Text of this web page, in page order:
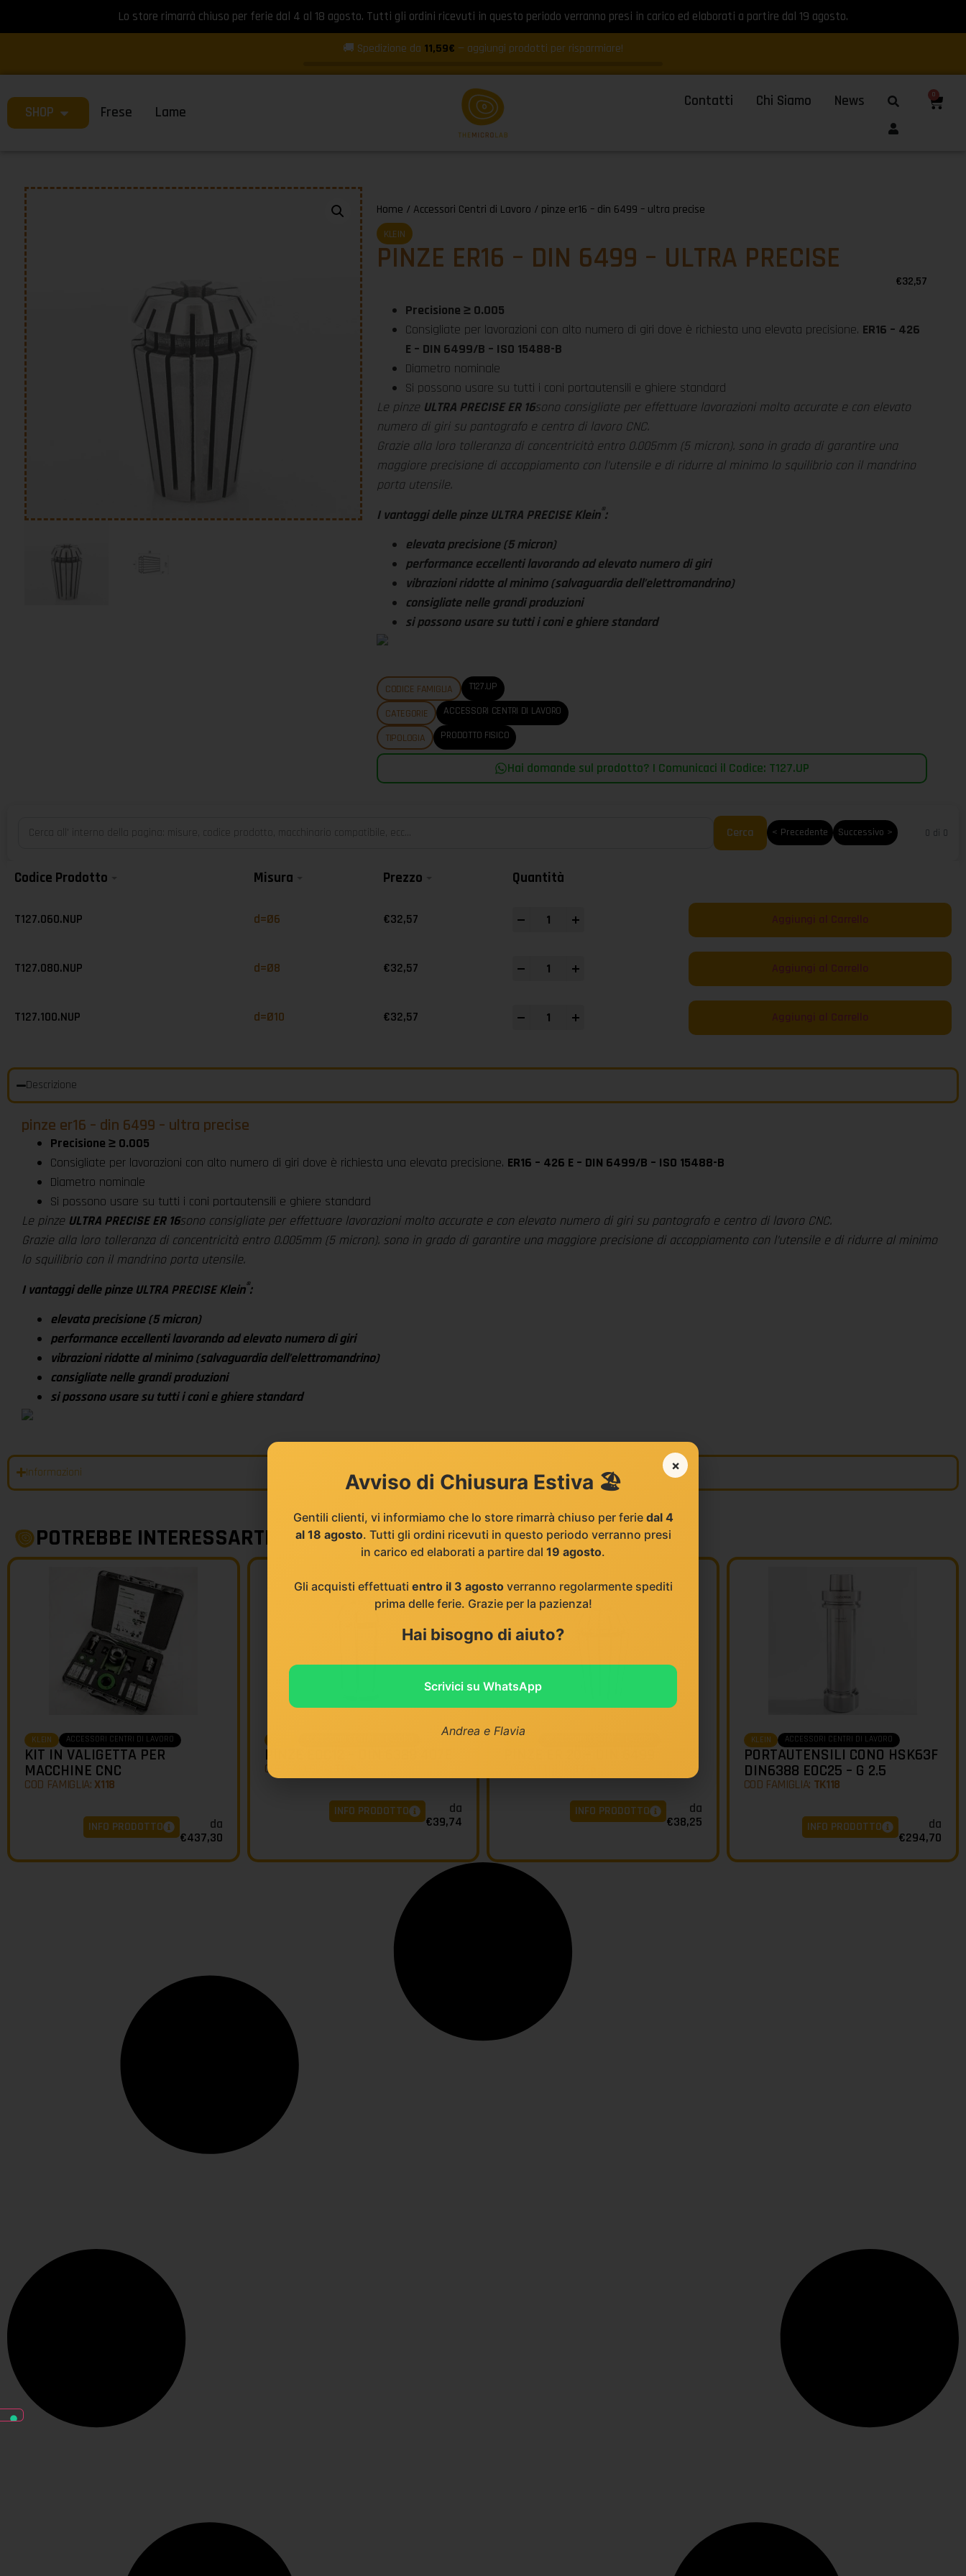
Lo store rimarrà chiuso per ferie dal 4 al 18 agosto. Tutti gli ordini ricevuti in questo periodo verranno presi in carico ed elaborati a partire dal 19 agosto.
🚚 Spedizione da 11,59€ — aggiungi prodotti per risparmiare!
SHOP Frese Lame
Contatti Chi Siamo News 0
Home / Accessori Centri di Lavoro / pinze er16 – din 6499 – ultra precise
KLEIN
PINZE ER16 – DIN 6499 – ULTRA PRECISE
€32,57
Precisione ≥ 0.005
Consigliate per lavorazioni con alto numero di giri dove è richiesta una elevata precisione. ER16 – 426
E – DIN 6499/B – ISO 15488-B
Diametro nominale
Si possono usare su tutti i coni portautensili e ghiere standard
Le pinze ULTRA PRECISE ER 16sono consigliate per effettuare lavorazioni molto accurate e con elevato
numero di giri su pantografo e centro di lavoro CNC.
Grazie alla loro tolleranza di concentricità entro 0.005mm (5 micron). sono in grado di garantire una
maggiore precisione di accoppiamento con l’utensile e di ridurre al minimo lo squilibrio con il mandrino
porta utensile.
I vantaggi delle pinze ULTRA PRECISE Klein®:
elevata precisione (5 micron)
performance eccellenti lavorando ad elevato numero di giri
vibrazioni ridotte al minimo (salvaguardia dell’elettromandrino)
consigliate nelle grandi produzioni
si possono usare su tutti i coni e ghiere standard
CODICE FAMIGLIA T127.UP
CATEGORIE ACCESSORI CENTRI DI LAVORO
TIPOLOGIA PRODOTTO FISICO
Hai domande sul prodotto? | Comunicaci il Codice: T127.UP
Cerca < Precedente Successivo > 0 di 0
Codice Prodotto Misura Prezzo Quantità
T127.060.NUP d=Ø6 €32,57 Aggiungi al Carrello
T127.080.NUP d=Ø8 €32,57 Aggiungi al Carrello
T127.100.NUP d=Ø10 €32,57 Aggiungi al Carrello
Descrizione
pinze er16 – din 6499 – ultra precise
Precisione ≥ 0.005
Consigliate per lavorazioni con alto numero di giri dove è richiesta una elevata precisione. ER16 – 426 E – DIN 6499/B – ISO 15488-B
Diametro nominale
Si possono usare su tutti i coni portautensili e ghiere standard
Le pinze ULTRA PRECISE ER 16sono consigliate per effettuare lavorazioni molto accurate e con elevato numero di giri su pantografo e centro di lavoro CNC.
Grazie alla loro tolleranza di concentricità entro 0.005mm (5 micron). sono in grado di garantire una maggiore precisione di accoppiamento con l’utensile e di ridurre al minimo
lo squilibrio con il mandrino porta utensile.
I vantaggi delle pinze ULTRA PRECISE Klein®:
elevata precisione (5 micron)
performance eccellenti lavorando ad elevato numero di giri
vibrazioni ridotte al minimo (salvaguardia dell’elettromandrino)
consigliate nelle grandi produzioni
si possono usare su tutti i coni e ghiere standard
Informazioni
POTREBBE INTERESSARTI
KLEIN ACCESSORI CENTRI DI LAVORO
KIT IN VALIGETTA PER
MACCHINE CNC
COD FAMIGLIA: X118
da
€437,30
INFO PRODOTTO
PINZE EOC12 – DIN 6388 407E
COD FAMIGLIA:
da
€39,74
INFO PRODOTTO
da
€38,25
INFO PRODOTTO
KLEIN ACCESSORI CENTRI DI LAVORO
PORTAUTENSILI CONO HSK63F
DIN6388 EOC25 – G 2.5
COD FAMIGLIA: TK118
da
€294,70
INFO PRODOTTO
×
Avviso di Chiusura Estiva 🏖️
Gentili clienti, vi informiamo che lo store rimarrà chiuso per ferie dal 4
al 18 agosto. Tutti gli ordini ricevuti in questo periodo verranno presi
in carico ed elaborati a partire dal 19 agosto.
Gli acquisti effettuati entro il 3 agostoverranno regolarmente spediti
prima delle ferie. Grazie per la pazienza!
Hai bisogno di aiuto?
Scrivici su WhatsApp
Andrea e Flavia